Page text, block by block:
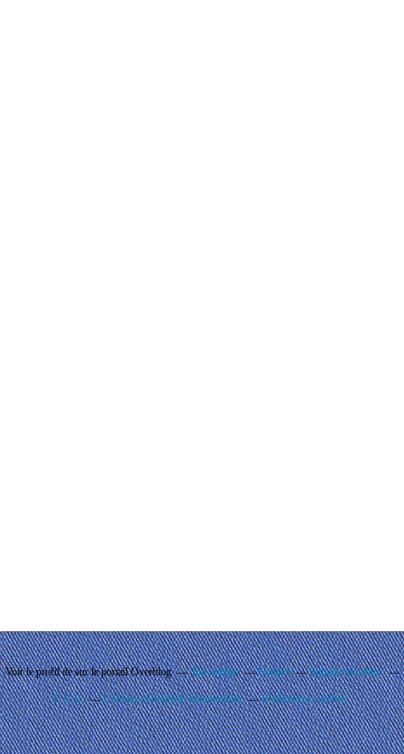
Voir le profil desur le portail Overblog Top articles Contact Signaler un abus
C.G.U. Cookies et données personnelles Préférences cookies